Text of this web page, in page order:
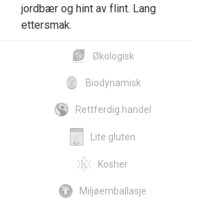
jordbær og hint av flint. Lang
ettersmak.
Økologisk
Biodynamisk
Rettferdig handel
Lite gluten
Kosher
Miljøemballasje